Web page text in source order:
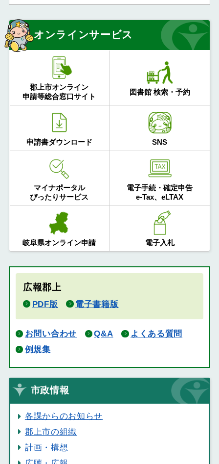
オンラインサービス
郡上市オンライン
申請等総合窓口サイト
図書館 検索・予約
申請書ダウンロード SNS
マイナポータル
ぴったりサービス
電子手続・確定申告
e-Tax、eLTAX
岐阜県オンライン申請 電子入札
広報郡上
PDF版 電子書籍版
お問い合わせ Q&A
よくある質問
例規集
市政情報
各課からのお知らせ
郡上市の組織
計画・構想